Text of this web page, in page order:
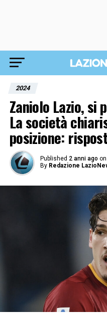
2024
Zaniolo Lazio, si
La società
posizione:
Published 2 anni ago on
By Redazione